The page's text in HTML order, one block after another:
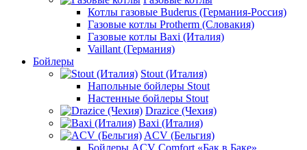
Котлы газовые Buderus (Германия-Россия)
Газовые котлы Protherm (Словакия)
Газовые котлы Baxi (Италия)
Vaillant (Германия)
Бойлеры
Stout (Италия)
Напольные бойлеры Stout
Настенные бойлеры Stout
Drazice (Чехия)
Baxi (Италия)
ACV (Бельгия)
Бойлеры ACV Comfort «Бак в Баке»